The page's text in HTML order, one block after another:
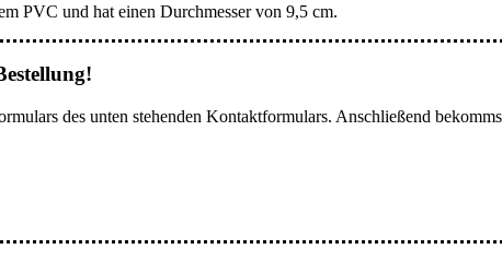
PVC und hat einen Durchmesser von 9,5 cm.
des unten stehenden Kontaktformulars. Anschließend